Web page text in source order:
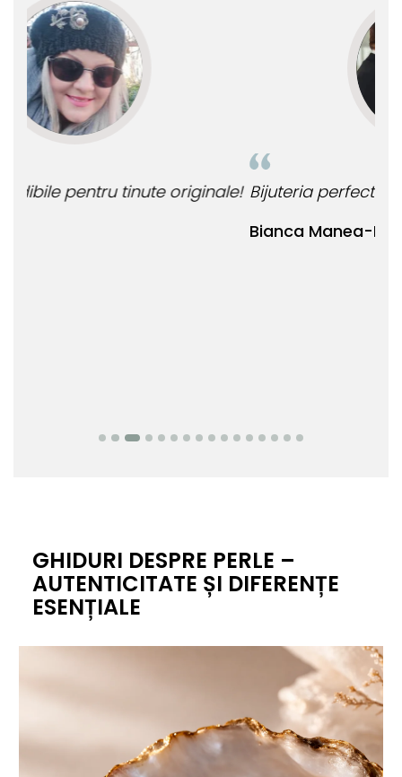
Bijuteria perfecta pentru ziua perfecta!
GHIDURI DESPRE PERLE –
AUTENTICITATE ȘI DIFERENȚE
ESENȚIALE